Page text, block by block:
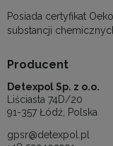
Posiada certyfikat
substancji
Producent
Detexpol Sp. z o.o.
Liściasta 74D/20
91-357 Łódź, Polska
gpsr@detexpol.pl